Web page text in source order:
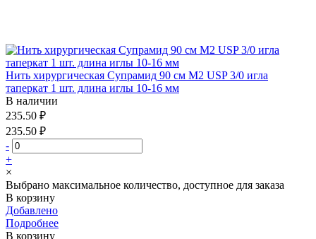
Нить хирургическая Супрамид 90 см М2 USP 3/0 игла
таперкат 1 шт. длина иглы 10-16 мм
В наличии
235.50 ₽
235.50 ₽
-
+
×
Выбрано максимальное количество, доступное для заказа
В корзину
Добавлено
Подробнее
В корзину